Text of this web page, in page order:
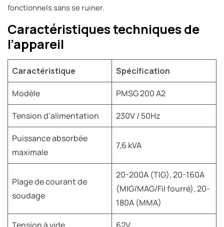
fonctionnels sans se ruiner.
Caractéristiques techniques de
l’appareil
Caractéristique Spécification
Modèle PMSG 200 A2
Tension d’alimentation 230V / 50Hz
Puissance absorbée
maximale
7,6 kVA
Plage de courant de
soudage
20-200A (TIG), 20-160A
(MIG/MAG/Fil fourré), 20-
180A (MMA)